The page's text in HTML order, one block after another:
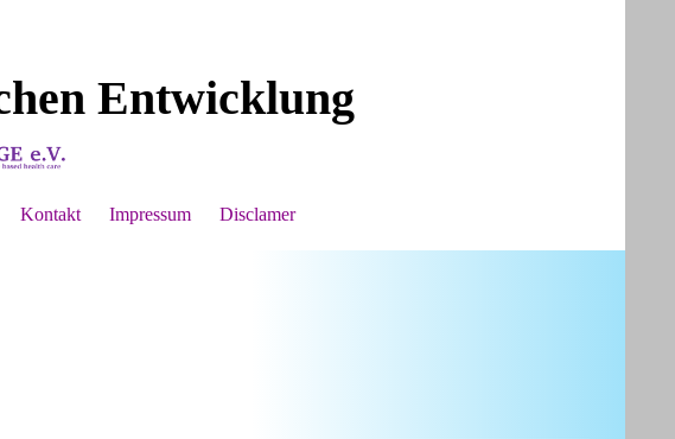
Entwicklung
Kontakt Impressum Disclamer